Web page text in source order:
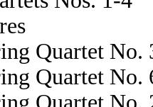
Quartet
Quartet